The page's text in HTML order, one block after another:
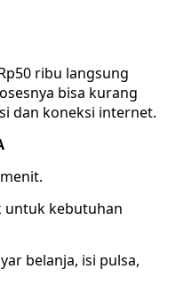
ribu langsung
bisa kurang
dan koneksi internet.
untuk kebutuhan
belanja, isi pulsa,